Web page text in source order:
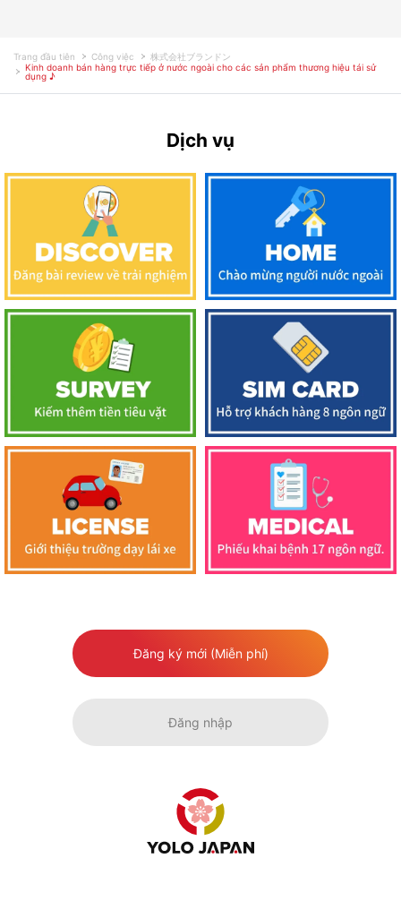
Trang đầu tiên Công việc
株式会社ブランドン
Kinh doanh bán hàng trực tiếp ở nước ngoài cho các sản phẩm thương hiệu tái sử
dụng ♪
Dịch vụ
Đăng ký mới (Miễn phí)
Đăng nhập